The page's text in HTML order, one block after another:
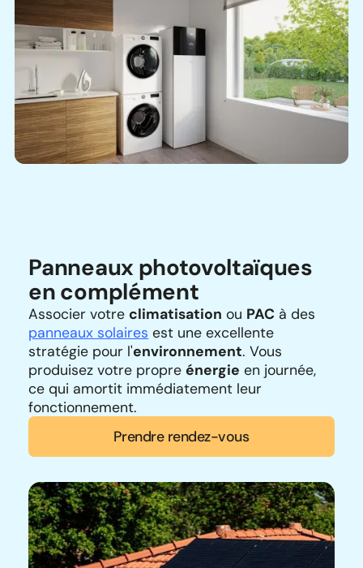
Panneaux photovoltaïques
en complément
Associer votre climatisation ou PAC à des
panneaux solaires est une excellente
stratégie pour l'environnement. Vous
produisez votre propre énergie en journée,
ce qui amortit immédiatement leur
fonctionnement.
Prendre rendez-vous